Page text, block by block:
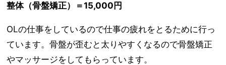
整体（骨盤矯正）＝15,000円
OLの仕事をしているので仕事の疲れをとるために行っ
ています。骨盤が歪むと太りやすくなるので骨盤矯正
やマッサージをしてもらっています。